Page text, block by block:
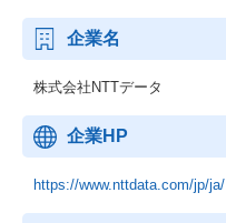
企業名
株式会社NTTデータ
企業HP
https://www.nttdata.com/jp/ja/